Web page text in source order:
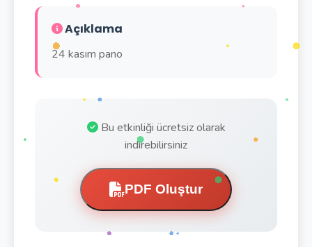
Açıklama
24 kasım pano
Bu etkinliği ücretsiz olarak
indirebilirsiniz
PDF Oluştur